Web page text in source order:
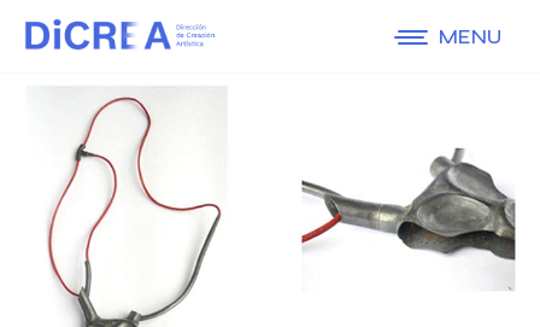
MENU